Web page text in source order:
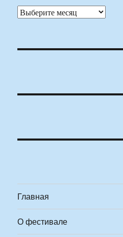
Архивы
Главная
О фестивале